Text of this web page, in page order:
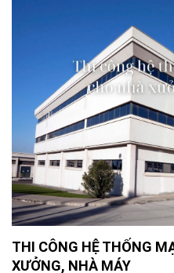
THI CÔNG HỆ THỐNG
XƯỞNG, NHÀ MÁY